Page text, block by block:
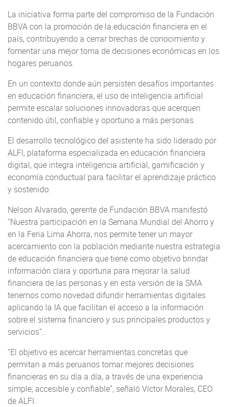
La iniciativa forma parte del compromiso de la Fundación
BBVA con la promoción de la educación financiera en el
país, contribuyendo a cerrar brechas de conocimiento y
fomentar una mejor toma de decisiones económicas en los
hogares peruanos.
En un contexto donde aún persisten desafíos importantes
en educación financiera, el uso de inteligencia artificial
permite escalar soluciones innovadoras que acerquen
contenido útil, confiable y oportuno a más personas.
El desarrollo tecnológico del asistente ha sido liderado por
ALFI, plataforma especializada en educación financiera
digital, que integra inteligencia artificial, gamificación y
economía conductual para facilitar el aprendizaje práctico
y sostenido.
Nelson Alvarado, gerente de Fundación BBVA manifestó
“Nuestra participación en la Semana Mundial del Ahorro y
en la Feria Lima Ahorra, nos permite tener un mayor
acercamiento con la población mediante nuestra estrategia
de educación financiera que tiene como objetivo brindar
información clara y oportuna para mejorar la salud
financiera de las personas y en esta versión de la SMA
tenemos como novedad difundir herramientas digitales
aplicando la IA que facilitan el acceso a la información
sobre el sistema financiero y sus principales productos y
servicios”.
“El objetivo es acercar herramientas concretas que
permitan a más peruanos tomar mejores decisiones
financieras en su día a día, a través de una experiencia
simple, accesible y confiable”, señaló Víctor Morales, CEO
de ALFI.